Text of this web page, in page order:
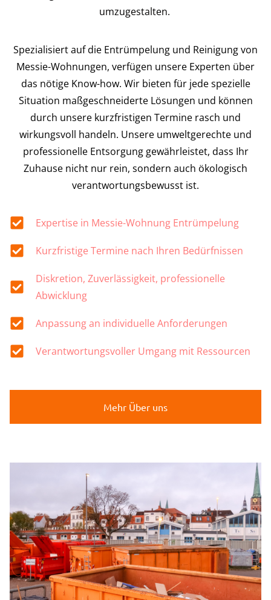
umzugestalten.
Spezialisiert auf die Entrümpelung und Reinigung von
Messie-Wohnungen, verfügen unsere Experten über
das nötige Know-how. Wir bieten für jede spezielle
Situation maßgeschneiderte Lösungen und können
durch unsere kurzfristigen Termine rasch und
wirkungsvoll handeln. Unsere umweltgerechte und
professionelle Entsorgung gewährleistet, dass Ihr
Zuhause nicht nur rein, sondern auch ökologisch
verantwortungsbewusst ist.
Expertise in Messie-Wohnung Entrümpelung
Kurzfristige Termine nach Ihren Bedürfnissen
Diskretion, Zuverlässigkeit, professionelle
Abwicklung
Anpassung an individuelle Anforderungen
Verantwortungsvoller Umgang mit Ressourcen
Mehr Über uns